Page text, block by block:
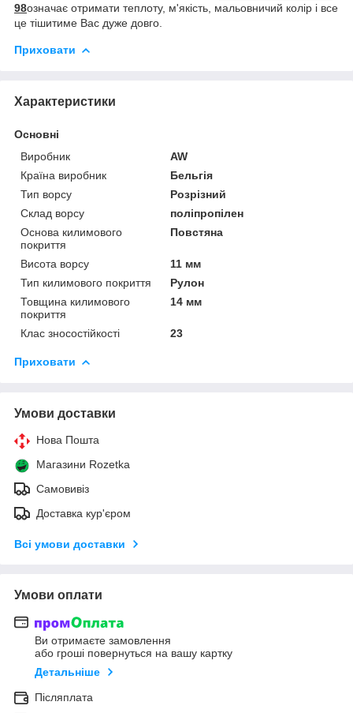
98означає отримати теплоту, м'якість, мальовничий колір і все
це тішитиме Вас дуже довго.
Приховати
Характеристики
Основні
Виробник
AW
Країна виробник
Бельгія
Тип ворсу
Розрізний
Склад ворсу
поліпропілен
Основа килимового
покриття
Повстяна
Висота ворсу
11 мм
Тип килимового покриття
Рулон
Товщина килимового
покриття
14 мм
Клас зносостійкості 23
Приховати
Умови доставки
Нова Пошта
Магазини Rozetka
Самовивіз
Доставка кур'єром
Всі умови доставки
Умови оплати
Ви отримаєте замовлення
або гроші повернуться на вашу картку
Детальніше
Післяплата